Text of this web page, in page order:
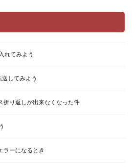
れてみよう
してみよう
折り返しが出来なくなった件
ラーになるとき